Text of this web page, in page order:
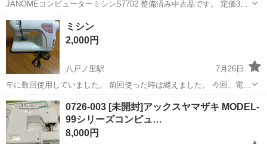
JANOMEコンピューターミシンS7702 整備済み中古品です。 定価30
万ほどのミシンです。 綺麗にしてあるので気持ち良く使ってもらえる
と思いますがカバーの日焼けはあります。 取説や付属品は揃ってま
す。 分解清掃注...
大阪 富田林市
ミシン
2,000円
八戸ノ里駅
7月26日
年に数回使用していました。 前回使った時は縫えました。 今回、電源
は入れて、針は上下に動いて布も進んでいましたが、縫えていません
でした。 調整で直るのか、修理が必要か分かりません。 後ろの、上糸
を置く(刺す)ところは...
大阪 東大阪市 八戸ノ里駅 生活家電 ジャンク
0726-003 [未開封]アックスヤマザキ MODEL-
99シリーズコンピュ…
8,000円